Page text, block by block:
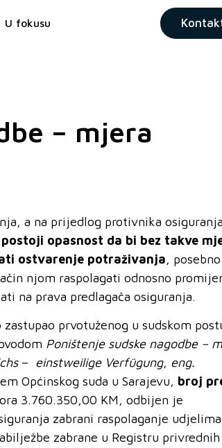
U fokusu
– mjera
a na prijedlog protivnika
postoji opasnost da bi bez takve
ostvarenje potraživanja,
njom raspolagati odnosno
na prava predlagača osiguranja.
prvotuženog u sudskom
Poništenje sudske nagodbe –
– einstweilige Verfügung, eng.
Općinskog suda u Sarajevu, broj
3.760.350,00 KM, odbijen je
zabrani raspolaganje
zabrane u Registru